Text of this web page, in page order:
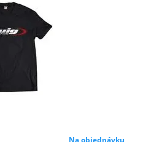
Na objednávku